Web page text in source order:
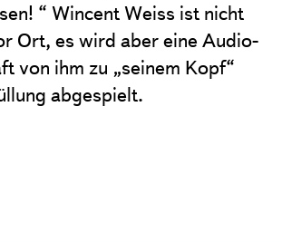
“ Wincent Weiss ist nicht
Ort, es wird aber eine Audio-
von ihm zu „seinem Kopf“
abgespielt.